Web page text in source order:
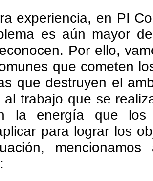
experiencia, en PI
es aún mayor
Por ello,
que cometen
que destruyen el
al trabajo que se
la energía que los
para lograr los